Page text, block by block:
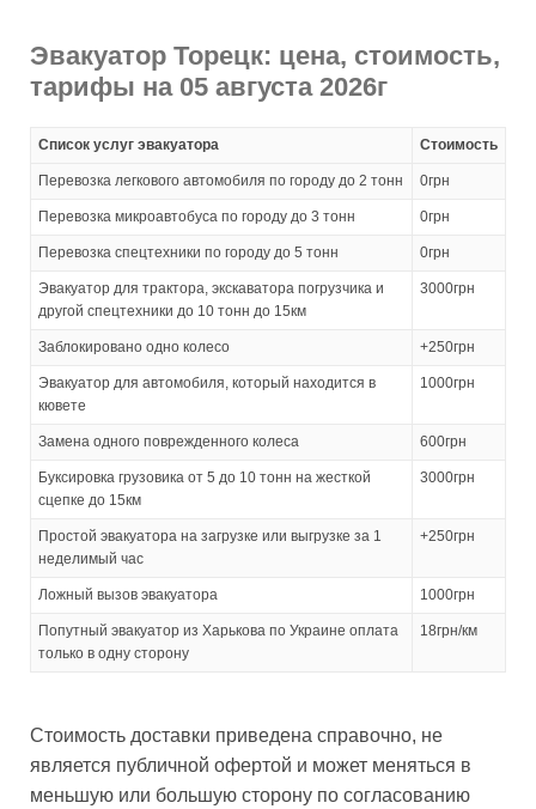
Эвакуатор Торецк: цена, стоимость,
тарифы на 05 августа 2026г
Список услуг эвакуатора Стоимость
Перевозка легкового автомобиля по городу до 2 тонн 0грн
Перевозка микроавтобуса по городу до 3 тонн 0грн
Перевозка спецтехники по городу до 5 тонн 0грн
Эвакуатор для трактора, экскаватора погрузчика и
другой спецтехники до 10 тонн до 15км
3000грн
Заблокировано одно колесо +250грн
Эвакуатор для автомобиля, который находится в
кювете
1000грн
Замена одного поврежденного колеса 600грн
Буксировка грузовика от 5 до 10 тонн на жесткой
сцепке до 15км
3000грн
Простой эвакуатора на загрузке или выгрузке за 1
неделимый час
+250грн
Ложный вызов эвакуатора 1000грн
Попутный эвакуатор из Харькова по Украине оплата
только в одну сторону
18грн/км
Стоимость доставки приведена справочно, не
является публичной офертой и может меняться в
меньшую или большую сторону по согласованию